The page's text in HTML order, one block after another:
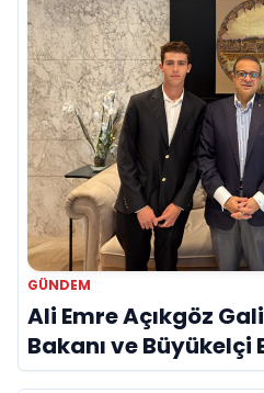
GÜNDEM
Ali Emre Açıkgöz
Bakanı ve Büyükelçi
Bir Araya Geldi